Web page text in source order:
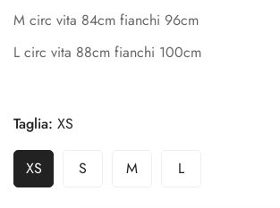
M circ vita 84cm fianchi 96cm
L circ vita 88cm fianchi 100cm
Taglia: XS
XS S M L
Confirm your